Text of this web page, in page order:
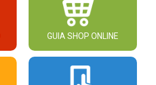
GUIA SHOP ONLINE